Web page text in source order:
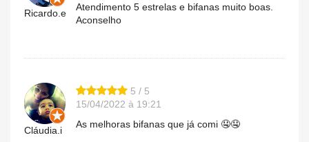
Ricardo.e
Atendimento 5 estrelas e bifanas muito boas.
Aconselho
Cláudia.i
5 / 5
15/04/2022 à 19:21
As melhoras bifanas que já comi 🤤🤤